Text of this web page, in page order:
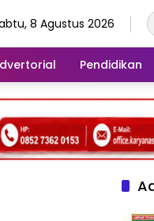
8 Agustus 2026
Pendidikan